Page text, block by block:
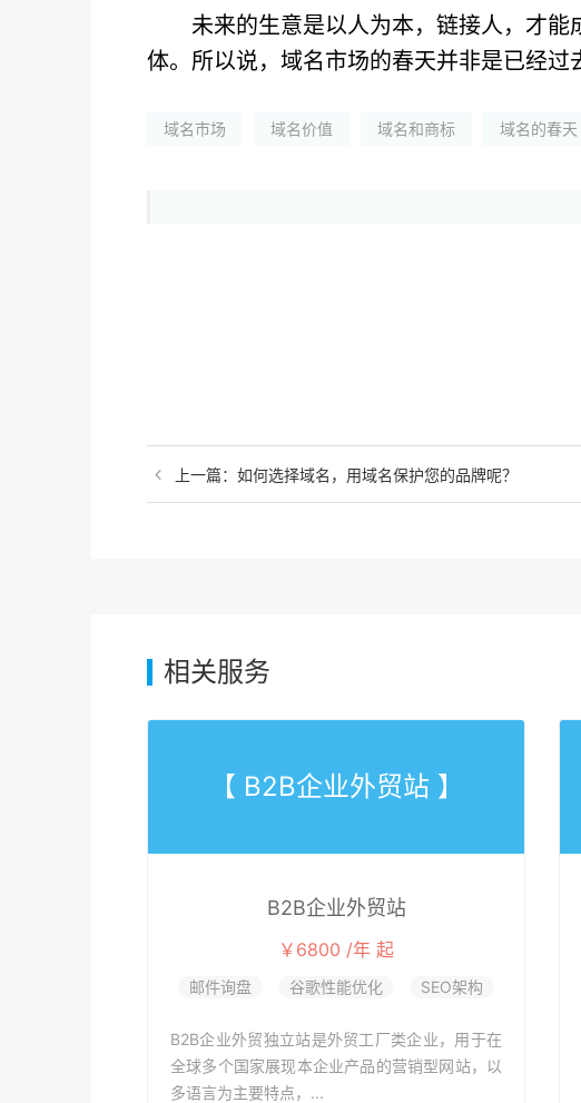
未来的生意是以人为本，链接人，才
体。所以说，域名市场的春天并非是已经过
域名市场 域名价值 域名和商标 域名的春天
上一篇：如何选择域名，用域名保护您的品牌呢？
相关服务
【 B2B企业外贸站 】
B2B企业外贸站
￥6800 /年 起
邮件询盘 谷歌性能优化 SEO架构
B2B企业外贸独立站是外贸工厂类企业，用于在
全球多个国家展现本企业产品的营销型网站，以
多语言为主要特点，...